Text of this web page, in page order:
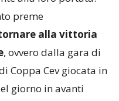
preme
Coppa Cev giocata in